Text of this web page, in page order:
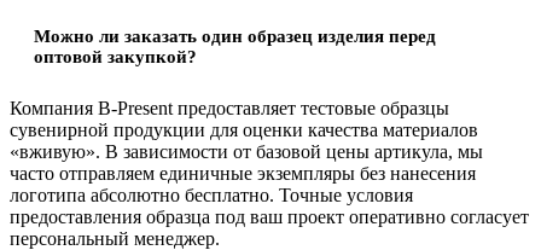
Можно ли заказать один образец изделия перед
оптовой закупкой?
Компания B-Present предоставляет тестовые образцы
сувенирной продукции для оценки качества материалов
«вживую». В зависимости от базовой цены артикула, мы
часто отправляем единичные экземпляры без нанесения
логотипа абсолютно бесплатно. Точные условия
предоставления образца под ваш проект оперативно согласует
персональный менеджер.